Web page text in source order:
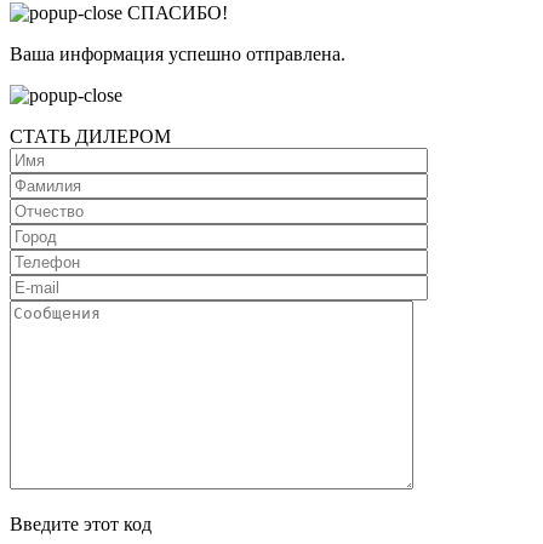
СПАСИБО!
Ваша информация успешно отправлена.
СТАТЬ ДИЛЕРОМ
Введите этот код